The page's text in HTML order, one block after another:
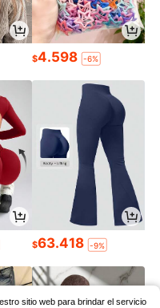
$4.598 -6%
$63.418 -9%
sitio web para brindar el servicio